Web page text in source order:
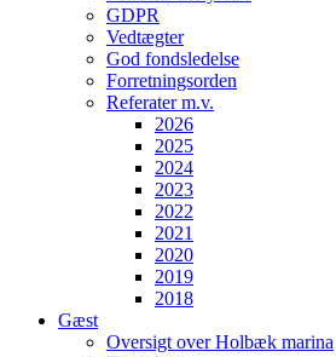
GDPR
Vedtægter
God fondsledelse
Forretningsorden
Referater m.v.
2026
2025
2024
2023
2022
2021
2020
2019
2018
Gæst
Oversigt over Holbæk marina